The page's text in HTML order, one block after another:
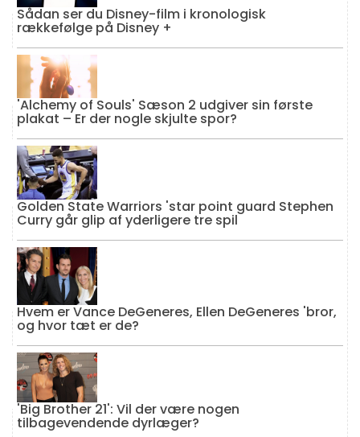
Sådan ser du Disney-film i kronologisk
rækkefølge på Disney +
'Alchemy of Souls' Sæson 2 udgiver sin første
plakat – Er der nogle skjulte spor?
Golden State Warriors 'star point guard Stephen
Curry går glip af yderligere tre spil
Hvem er Vance DeGeneres, Ellen DeGeneres 'bror,
og hvor tæt er de?
'Big Brother 21': Vil der være nogen
tilbagevendende dyrlæger?